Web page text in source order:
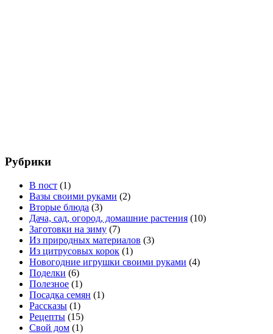
Рубрики
В пост (1)
Вазы своими руками (2)
Вторые блюда (3)
Дача, сад, огород, домашние растения (10)
Заготовки на зиму (7)
Из природных материалов (3)
Из цитрусовых корок (1)
Новогодние игрушки своими руками (4)
Поделки (6)
Полезное (1)
Посадка семян (1)
Рассказы (1)
Рецепты (15)
Свой дом (1)